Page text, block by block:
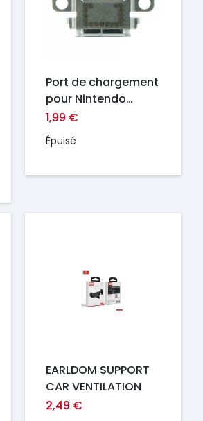
Port de chargement
pour Nintendo
Switch Ori
1,99 €
Épuisé
EARLDOM SUPPORT
CAR VENTILATION
2,49 €